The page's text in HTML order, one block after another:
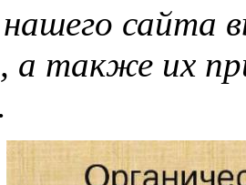
нашего сайта
а также их